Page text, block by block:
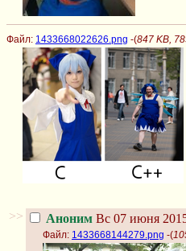
Файл: 1433668022626.png -(847 KB,
>> Аноним Вс 07 июня
Файл: 1433668144279.png -(